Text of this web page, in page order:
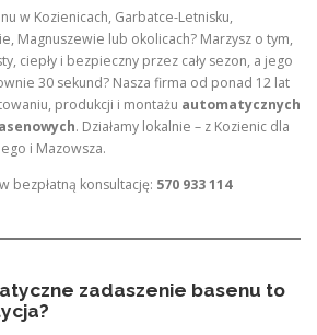
w Kozienicach, Garbatce-Letnisku,
Magnuszewie lub okolicach? Marzysz o tym,
ciepły i bezpieczny przez cały sezon, a jego
30 sekund? Nasza firma od ponad 12 lat
produkcji i montażu automatycznych
. Działamy lokalnie – z Kozienic dla
i Mazowsza.
bezpłatną konsultację: 570 933 114
zadaszenie basenu to